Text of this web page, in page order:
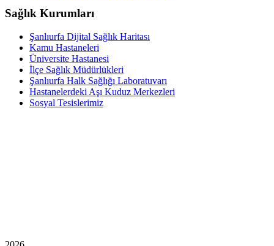
Sağlık Kurumları
Şanlıurfa Dijital Sağlık Haritası
Kamu Hastaneleri
Üniversite Hastanesi
İlçe Sağlık Müdürlükleri
Şanlıurfa Halk Sağlığı Laboratuvarı
Hastanelerdeki Aşı Kuduz Merkezleri
Sosyal Tesislerimiz